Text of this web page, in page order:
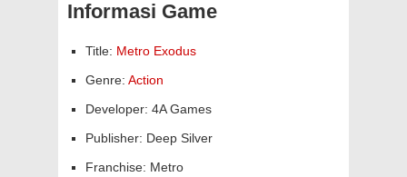
Informasi Game
Title: Metro Exodus
Genre: Action
Developer: 4A Games
Publisher: Deep Silver
Franchise: Metro